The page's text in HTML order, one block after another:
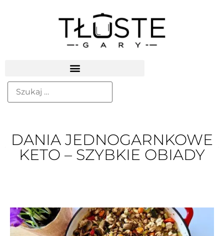
DANIA JEDNOGARNKOWE
KETO – SZYBKIE OBIADY